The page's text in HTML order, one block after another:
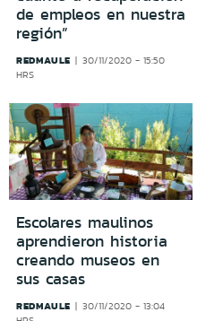
de empleos en nuestra
región”
REDMAULE
30/11/2020 - 15:50
HRS
Escolares maulinos
aprendieron historia
creando museos en
sus casas
REDMAULE
30/11/2020 - 13:04